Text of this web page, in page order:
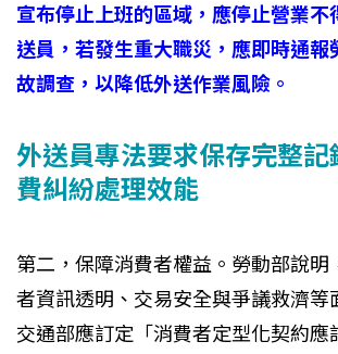
宣布停止上班的區域，應停止營業不
送員，若發生重大職災，應即時通報
故調查，以降低外送作業風險。
外送員專法要求保存完整
費糾紛處理效能
第二，保障消費者權益。勞動部說明
者資訊透明、交易安全與爭議救濟等
交通部應訂定「消費者定型化契約應